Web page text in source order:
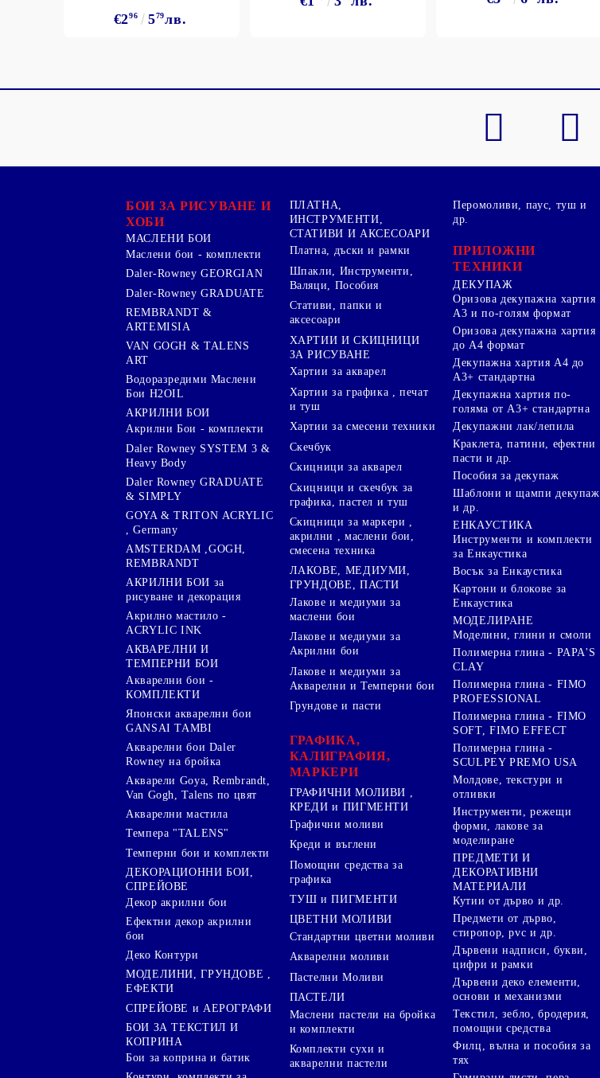
€296 579лв.
БОИ ЗА РИСУВАНЕ И
ХОБИ
МАСЛЕНИ БОИ
Маслени бои - комплекти
Daler-Rowney GEORGIAN
Daler-Rowney GRADUATE
REMBRANDT &
ARTEMISIA
VAN GOGH & TALENS
ART
Водоразредими Маслени
Бои H2OIL
АКРИЛНИ БОИ
Акрилни Бои - комплекти
Daler Rowney SYSTEM 3 &
Heavy Body
Daler Rowney GRADUATE
& SIMPLY
GOYA & TRITON АCRYLIC
, Germany
AMSTERDAM ,GOGH,
REMBRANDT
АКРИЛНИ БОИ за
рисуване и декорация
Акрилно мастило -
ACRYLIC INK
АКВАРЕЛНИ И
ТЕМПЕРНИ БОИ
Акварелни бои -
КОМПЛЕКТИ
Японски акварелни бои
GANSAI TAMBI
Акварелни бои Daler
Rowney на бройка
Акварели Goya, Rembrandt,
Van Gogh, Talens по цвят
Акварелни мастила
Темпера "TALENS"
Темперни бои и комплекти
ДЕКОРАЦИОННИ БОИ,
СПРЕЙОВЕ
Декор акрилни бои
Ефектни декор акрилни
бои
Деко Контури
МОДЕЛИНИ, ГРУНДОВЕ ,
ЕФЕКТИ
СПРЕЙОВЕ и АЕРОГРАФИ
БОИ ЗА ТЕКСТИЛ И
КОПРИНА
Бои за коприна и батик
ПЛАТНА,
ИНСТРУМЕНТИ,
СТАТИВИ И АКСЕСОАРИ
Платна, дъски и рамки
Шпакли, Инструменти,
Валяци, Пособия
Стативи, папки и
аксесоари
ХАРТИИ И СКИЦНИЦИ
ЗА РИСУВАНЕ
Хартии за акварел
Хартии за графика , печат
и туш
Хартии за смесени техники
Скечбук
Скицници за акварел
Скицници и скечбук за
графика, пастел и туш
Скицници за маркери ,
акрилни , маслени бои,
смесена техника
ЛАКОВЕ, МЕДИУМИ,
ГРУНДОВЕ, ПАСТИ
Лакове и медиуми за
маслени бои
Лакове и медиуми за
Акрилни бои
Лакове и медиуми за
Акварелни и Темперни бои
Грундове и пасти
ГРАФИКА,
КАЛИГРАФИЯ,
МАРКЕРИ
ГРАФИЧНИ МОЛИВИ ,
КРЕДИ и ПИГМЕНТИ
Графични моливи
Креди и въглени
Помощни средства за
графика
ТУШ и ПИГМЕНТИ
ЦВЕТНИ МОЛИВИ
Стандартни цветни моливи
Акварелни моливи
Пастелни Моливи
ПАСТЕЛИ
Маслени пастели на бройка
и комплекти
Комплекти сухи и
акварелни пастели
Перомоливи, паус, туш и
др.
ПРИЛОЖНИ
ТЕХНИКИ
ДЕКУПАЖ
Оризова декупажна хартия
А3 и по-голям формат
Оризова декупажна хартия
до А4 формат
Декупажна хартия А4 до
А3+ стандартна
Декупажна хартия по-
голяма от А3+ стандартна
Декупажни лак/лепила
Краклета, патини, ефектни
пасти и др.
Пособия за декупаж
Шаблони и щампи декупаж
и др.
ЕНКАУСТИКА
Инструменти и комплекти
за Енкаустика
Восък за Енкаустика
Картони и блокове за
Енкаустика
МОДЕЛИРАНЕ
Моделини, глини и смоли
Полимерна глина - PAPA'S
CLAY
Полимерна глина - FIMO
PROFESSIONAL
Полимерна глина - FIMO
SOFT, FIMO EFFECT
Полимерна глина -
SCULPEY PREMO USA
Молдове, текстури и
отливки
Инструменти, режещи
форми, лакове за
моделиране
ПРЕДМЕТИ И
ДЕКОРАТИВНИ
МАТЕРИАЛИ
Кутии от дърво и др.
Предмети от дърво,
стиропор, pvc и др.
Дървени надписи, букви,
цифри и рамки
Дървени деко елементи,
основи и механизми
Текстил, зебло, бродерия,
помощни средства
Филц, вълна и пособия за
тях